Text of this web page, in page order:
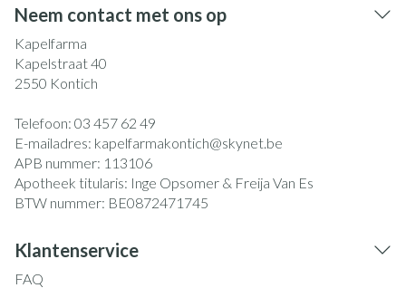
Neem contact met ons op
Kapelfarma
Kapelstraat 40
2550 Kontich
Telefoon: 03 457 62 49
E-mailadres: kapelfarmakontich@skynet.be
APB nummer: 113106
Apotheek titularis: Inge Opsomer & Freija Van Es
BTW nummer: BE0872471745
Klantenservice
FAQ